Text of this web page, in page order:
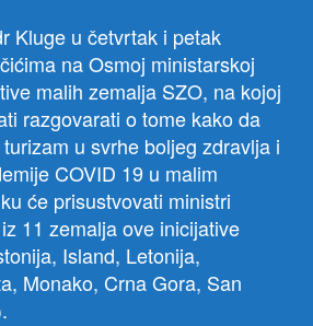
Kluge u četvrtak i petak
na Osmoj ministarskoj
malih zemalja SZO, na kojoj
razgovarati o tome kako da
u svrhe boljeg zdravlja i
COVID 19 u malim
će prisustvovati ministri
11 zemalja ove inicijative
Island, Letonija,
Monako, Crna Gora, San